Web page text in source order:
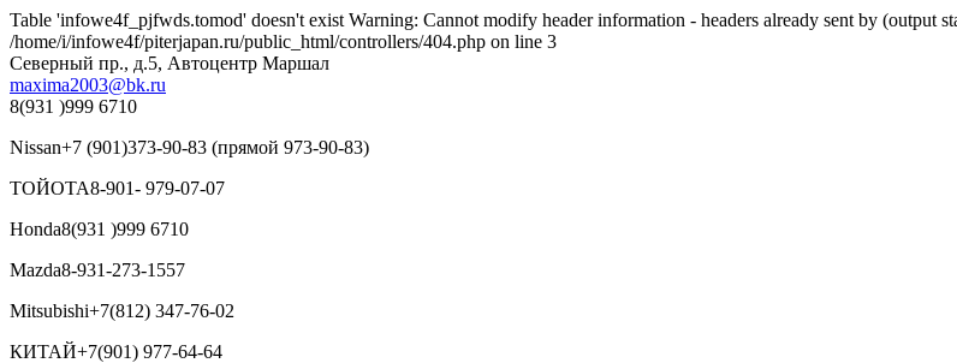
Table 'infowe4f_pjfwds.tomod' doesn't exist Warning: Cannot modify header information - headers already sent by (output
/home/i/infowe4f/piterjapan.ru/public_html/controllers/404.php on line 3
Северный пр., д.5, Автоцентр Маршал
maxima2003@bk.ru
8(931 )999 6710
Nissan+7 (901)373-90-83 (прямой 973-90-83)
ТОЙОТА8-901- 979-07-07
Honda8(931 )999 6710
Mazda8-931-273-1557
Mitsubishi+7(812) 347-76-02
КИТАЙ+7(901) 977-64-64